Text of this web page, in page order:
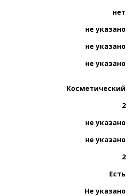
нет
не указано
не указано
не указано
Косметический
2
не указано
не указано
2
Есть
Не указано